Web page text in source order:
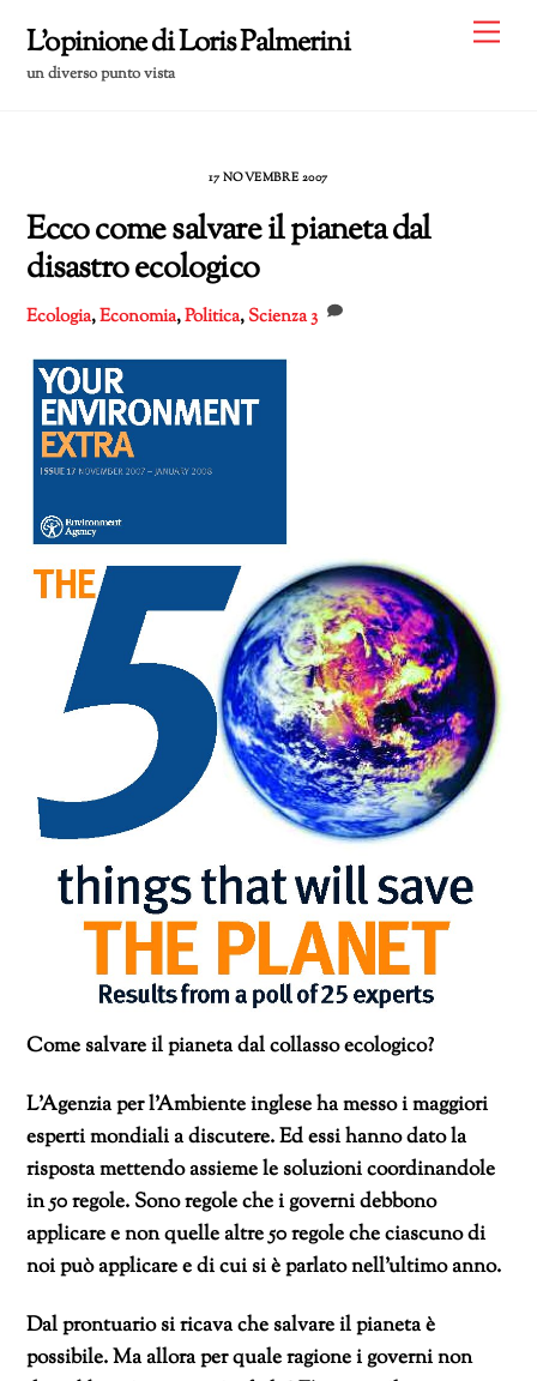
content
L'opinione di Loris Palmerini
un diverso punto vista
17 NOVEMBRE 2007
Ecco come salvare il pianeta dal
disastro ecologico
Ecologia,Economia,Politica,Scienza3
Come salvare il pianeta dal collasso ecologico?
L’Agenzia per l’Ambiente inglese ha messo i maggiori
esperti mondiali a discutere. Ed essi hanno dato la
risposta mettendo assieme le soluzioni coordinandole
in 50 regole. Sono regole che i governi debbono
applicare e non quelle altre 50 regole che ciascuno di
noi può applicare e di cui si è parlato nell’ultimo anno.
Dal prontuario si ricava che salvare il pianeta è
possibile. Ma allora per quale ragione i governi non